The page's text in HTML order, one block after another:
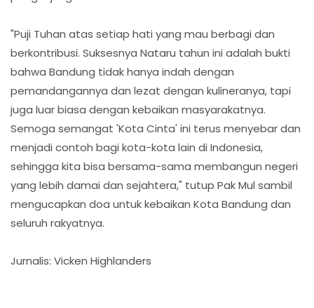
"Puji Tuhan atas setiap hati yang mau berbagi dan
berkontribusi. Suksesnya Nataru tahun ini adalah bukti
bahwa Bandung tidak hanya indah dengan
pemandangannya dan lezat dengan kulineranya, tapi
juga luar biasa dengan kebaikan masyarakatnya.
Semoga semangat 'Kota Cinta' ini terus menyebar dan
menjadi contoh bagi kota-kota lain di Indonesia,
sehingga kita bisa bersama-sama membangun negeri
yang lebih damai dan sejahtera," tutup Pak Mul sambil
mengucapkan doa untuk kebaikan Kota Bandung dan
seluruh rakyatnya.
Jurnalis: Vicken Highlanders